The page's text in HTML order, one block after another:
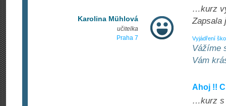
Karolina Mühlová
učitelka
Praha 7
…kurz
Zapsala
Vyjádření
Vážíme
Vám
Ahoj !!
…kurz s